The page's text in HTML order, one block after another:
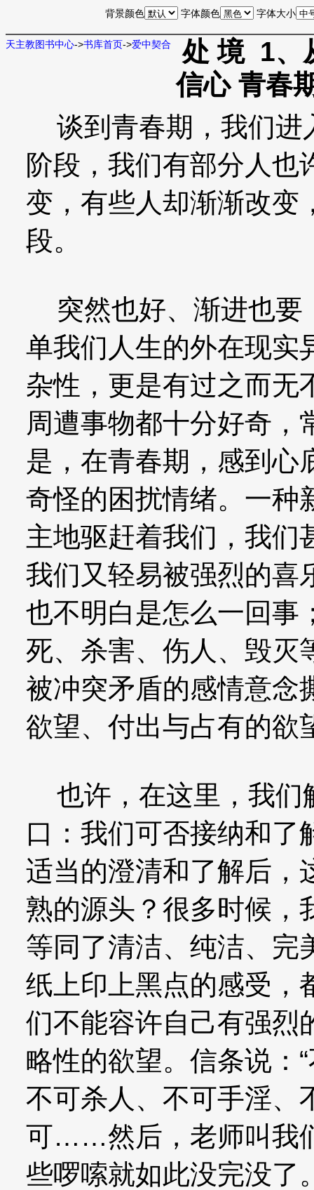
背景颜色 字体颜色 字体大小
天主教图书中心->书库首页->爱中契合
处 境 1、
信心 青春
谈到青春期，我们进
阶段，我们有部分人也
变，有些人却渐渐改变
段。
突然也好、渐进也要
单我们人生的外在现实
杂性，更是有过之而无
周遭事物都十分好奇，
是，在青春期，感到心
奇怪的困扰情绪。一种
主地驱赶着我们，我们
我们又轻易被强烈的喜
也不明白是怎么一回事
死、杀害、伤人、毁灭
被冲突矛盾的感情意念
欲望、付出与占有的欲
也许，在这里，我们
口：我们可否接纳和了
适当的澄清和了解后，
熟的源头？很多时候，
等同了清洁、纯洁、
纸上印上黑点的感受，
们不能容许自己有强烈
略性的欲望。信条说：
不可杀人、不可手淫、
可……然后，老师叫我
些啰嗦就如此没完没了